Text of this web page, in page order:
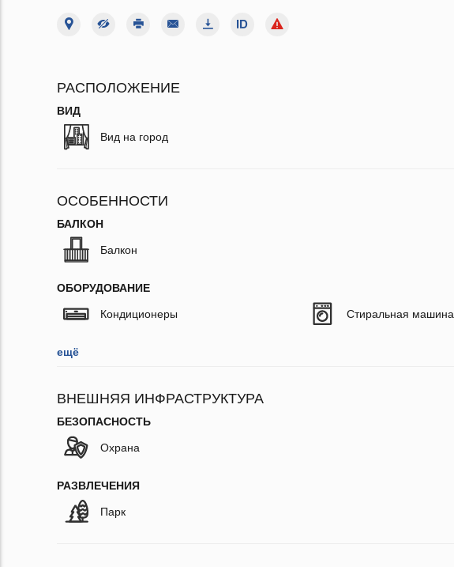
РАСПОЛОЖЕНИЕ
ВИД
Вид на город
ОСОБЕННОСТИ
БАЛКОН
Балкон
ОБОРУДОВАНИЕ
Кондиционеры Стиральная машина
ещё
ВНЕШНЯЯ ИНФРАСТРУКТУРА
БЕЗОПАСНОСТЬ
Охрана
РАЗВЛЕЧЕНИЯ
Парк